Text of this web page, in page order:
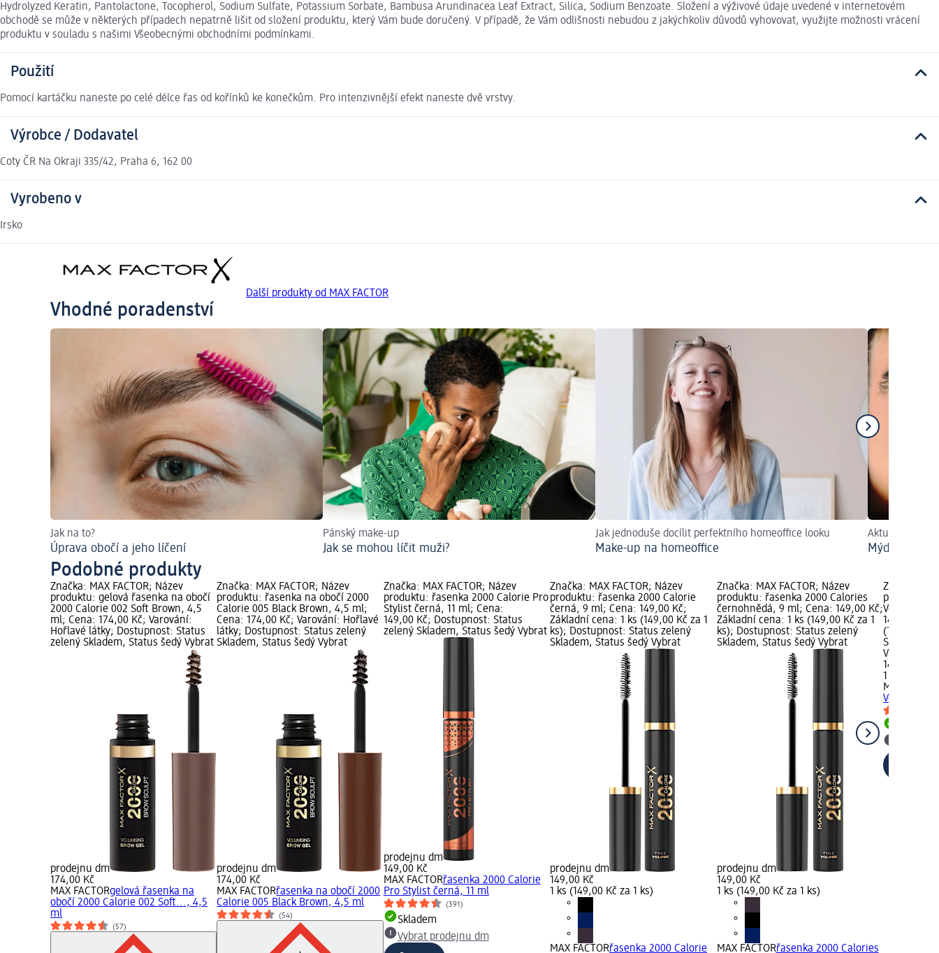
Hydrolyzed Keratin, Pantolactone, Tocopherol, Sodium Sulfate, Potassium Sorbate, Bambusa Arundinacea Leaf Extract, Silica, Sodium Benzoate. Složení a výživové údaje uvedené v internetovém
obchodě se může v některých případech nepatrně lišit od složení produktu, který Vám bude doručený. V případě, že Vám odlišnosti nebudou z jakýchkoliv důvodů vyhovovat, využijte možnosti vrácení
produktu v souladu s našimi Všeobecnými obchodními podmínkami.
Použití
Pomocí kartáčku naneste po celé délce řas od kořínků ke konečkům. Pro intenzivnější efekt naneste dvě vrstvy.
Výrobce / Dodavatel
Coty ČR Na Okraji 335/42, Praha 6, 162 00
Vyrobeno v
Irsko
Další produkty od MAX FACTOR
Vhodné poradenství
Jak na to?
Úprava obočí a jeho líčení
Pánský make-up
Jak se mohou líčit muži?
Jak jednoduše docílit perfektního homeoffice looku
Make-up na homeoffice
Aktuální trend
Mýdlo na
Podobné produkty
Značka: MAX FACTOR; Název
produktu: gelová řasenka na obočí
2000 Calorie 002 Soft Brown, 4,5
ml; Cena: 174,00 Kč; Varování:
Hořlavé látky; Dostupnost: Status
zelený Skladem, Status šedý Vybrat
prodejnu dm
174,00 Kč
MAX FACTORgelová řasenka na
obočí 2000 Calorie 002 Soft..., 4,5
ml
(57)
Značka: MAX FACTOR; Název
produktu: řasenka na obočí 2000
Calorie 005 Black Brown, 4,5 ml;
Cena: 174,00 Kč; Varování: Hořlavé
látky; Dostupnost: Status zelený
Skladem, Status šedý Vybrat
prodejnu dm
174,00 Kč
MAX FACTORřasenka na obočí 2000
Calorie 005 Black Brown, 4,5 ml
(54)
Značka: MAX FACTOR; Název
produktu: řasenka 2000 Calorie Pro
Stylist černá, 11 ml; Cena:
149,00 Kč; Dostupnost: Status
zelený Skladem, Status šedý Vybrat
prodejnu dm
149,00 Kč
MAX FACTORřasenka 2000 Calorie
Pro Stylist černá, 11 ml
(391)
Skladem
Vybrat prodejnu dm
Značka: MAX FACTOR; Název
produktu: řasenka 2000 Calorie
černá, 9 ml; Cena: 149,00 Kč;
Základní cena: 1 ks (149,00 Kč za 1
ks); Dostupnost: Status zelený
Skladem, Status šedý Vybrat
prodejnu dm
149,00 Kč
1 ks (149,00 Kč za 1 ks)
MAX FACTORřasenka 2000 Calorie
Značka: MAX FACTOR; Název
produktu: řasenka 2000 Calories
černohnědá, 9 ml; Cena: 149,00 Kč;
Základní cena: 1 ks (149,00 Kč za 1
ks); Dostupnost: Status zelený
Skladem, Status šedý Vybrat
prodejnu dm
149,00 Kč
1 ks (149,00 Kč za 1 ks)
MAX FACTORřasenka 2000 Calories
Značka:
produktu:
Volume
149,00 Kč;
(149,00 Kč
Status
Vybrat
149,00 Kč
1 ks (149,00
MAX
Volume